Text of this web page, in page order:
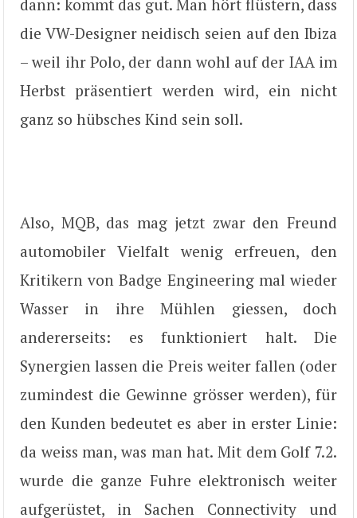
dann: kommt das gut. Man hört flüstern, dass
die VW-Designer neidisch seien auf den Ibiza
– weil ihr Polo, der dann wohl auf der IAA im
Herbst präsentiert werden wird, ein nicht
ganz so hübsches Kind sein soll.
Also, MQB, das mag jetzt zwar den Freund
automobiler Vielfalt wenig erfreuen, den
Kritikern von Badge Engineering mal wieder
Wasser in ihre Mühlen giessen, doch
andererseits: es funktioniert halt. Die
Synergien lassen die Preis weiter fallen (oder
zumindest die Gewinne grösser werden), für
den Kunden bedeutet es aber in erster Linie:
da weiss man, was man hat. Mit dem Golf 7.2.
wurde die ganze Fuhre elektronisch weiter
aufgerüstet, in Sachen Connectivity und